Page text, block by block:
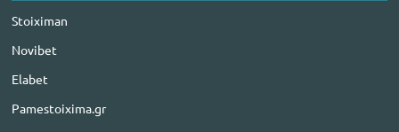
Stoiximan
Novibet
Elabet
Pamestoixima.gr